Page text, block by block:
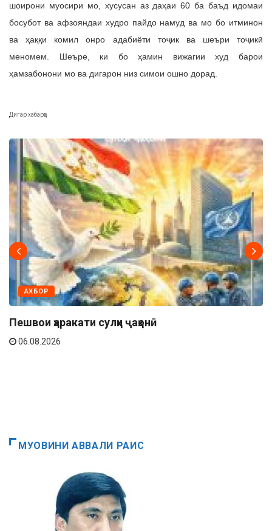
шоирони муосири мо, хусусан аз даҳаи 60 ба баъд идомаи
босубот ва афзояндаи худро пайдо намуд ва мо бо итминон
ва ҳаққи комил онро адабиёти тоҷик ва шеъри тоҷикӣ
меномем. Шеъре, ки бо ҳамин вижагии худ барои
ҳамзабонони мо ва дигарон низ симои ошно дорад.
Дигар хабарҳо
АХБОР
Пешвои ҳаракати сулҳи ҷаҳонӣ
06.08.2026
МУОВИНИ АВВАЛИ РАИС